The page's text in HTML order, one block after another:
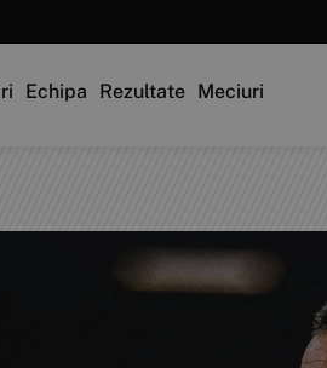
Echipa Rezultate Meciuri